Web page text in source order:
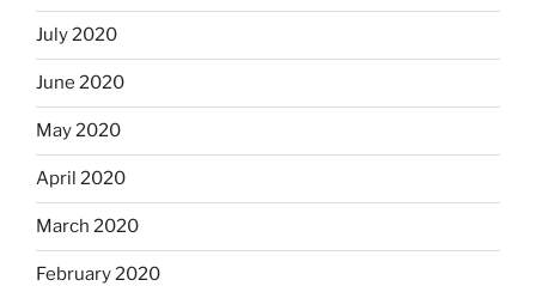
July 2020
June 2020
May 2020
April 2020
March 2020
February 2020